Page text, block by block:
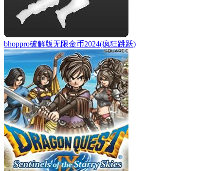
bhoppro破解版无限金币2024(疯狂跳跃)